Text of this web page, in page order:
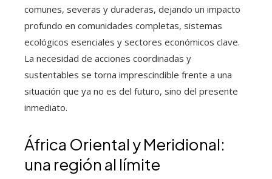
comunes, severas y duraderas, dejando un impacto
profundo en comunidades completas, sistemas
ecológicos esenciales y sectores económicos clave.
La necesidad de acciones coordinadas y
sustentables se torna imprescindible frente a una
situación que ya no es del futuro, sino del presente
inmediato.
África Oriental y Meridional:
una región al límite